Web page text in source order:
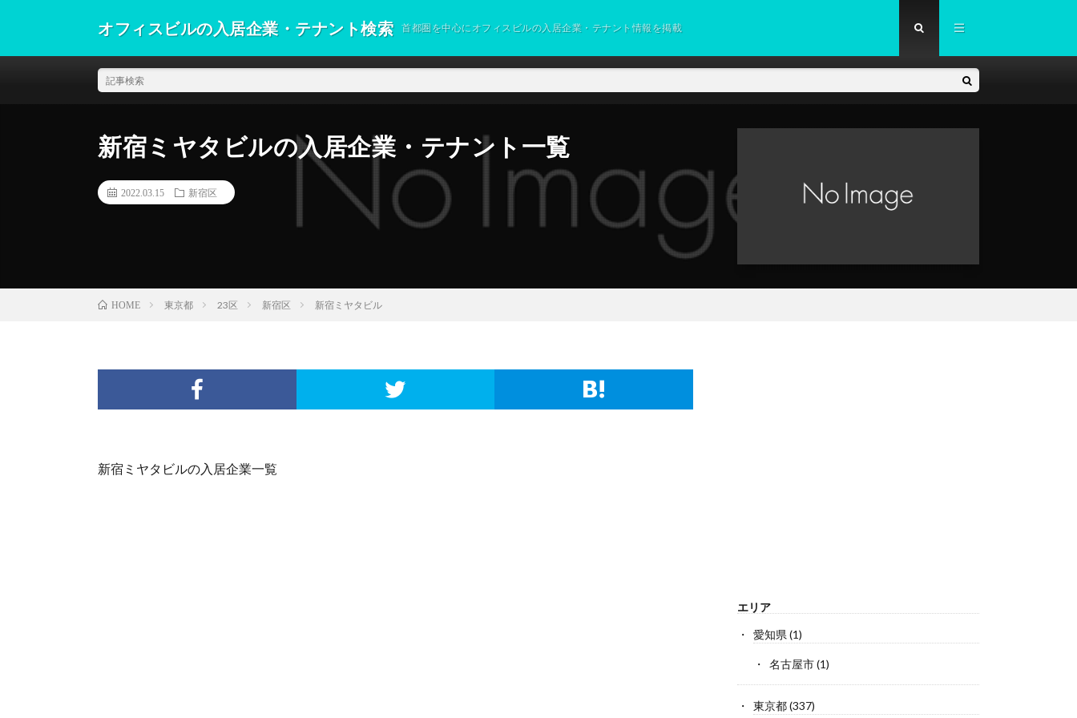
オフィスビルの入居企業・テナント検索 首都圏を中心にオフィスビルの入居企業・テナント情報を掲載
新宿ミヤタビルの入居企業・テナント一覧
2022.03.15 新宿区
HOME 東京都 23区 新宿区 新宿ミヤタビル
新宿ミヤタビルの入居企業一覧
エリア
愛知県 (1)
名古屋市(1)
東京都(337)